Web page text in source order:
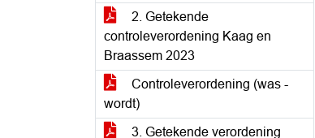
2. Getekende
controleverordening Kaag en
Braassem 2023
Controleverordening (was -
wordt)
3. Getekende verordening